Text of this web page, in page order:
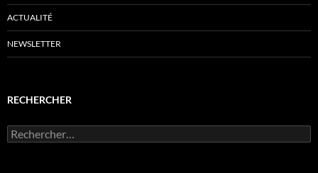
ACTUALITÉ
NEWSLETTER
RECHERCHER
Rechercher :